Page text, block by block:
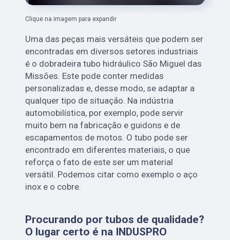
Clique na imagem para expandir
Uma das peças mais versáteis que podem ser
encontradas em diversos setores industriais
é o dobradeira tubo hidráulico São Miguel das
Missões. Este pode conter medidas
personalizadas e, desse modo, se adaptar a
qualquer tipo de situação. Na indústria
automobilística, por exemplo, pode servir
muito bem na fabricação e guidons e de
escapamentos de motos. O tubo pode ser
encontrado em diferentes materiais, o que
reforça o fato de este ser um material
versátil. Podemos citar como exemplo o aço
inox e o cobre.
Procurando por tubos de qualidade?
O lugar certo é na INDUSPRO